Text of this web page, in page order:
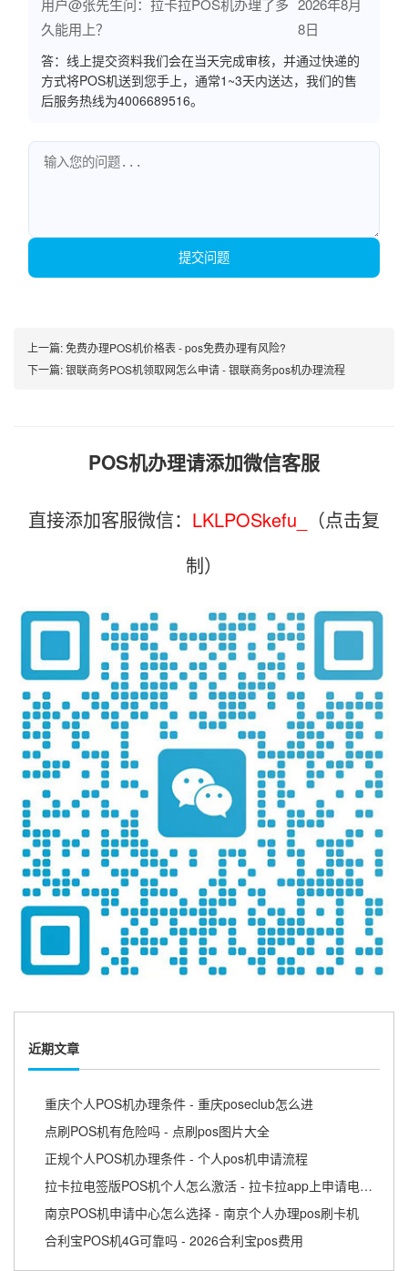
用户@张先生问：拉卡拉POS机办理了多
久能用上？
2026年8月
8日
答：线上提交资料我们会在当天完成审核，并通过快递的
方式将POS机送到您手上，通常1~3天内送达，我们的售
后服务热线为4006689516。
提交问题
上一篇:免费办理POS机价格表 - pos免费办理有风险?
下一篇:银联商务POS机领取网怎么申请 - 银联商务pos机办理流程
POS机办理请添加微信客服
直接添加客服微信： LKLPOSkefu_
（点击复
制）
近期文章
重庆个人POS机办理条件 - 重庆poseclub怎么进
点刷POS机有危险吗 - 点刷pos图片大全
正规个人POS机办理条件 - 个人pos机申请流程
拉卡拉电签版POS机个人怎么激活 - 拉卡拉app上申请电签pos需要收费吗
南京POS机申请中心怎么选择 - 南京个人办理pos刷卡机
合利宝POS机4G可靠吗 - 2026合利宝pos费用